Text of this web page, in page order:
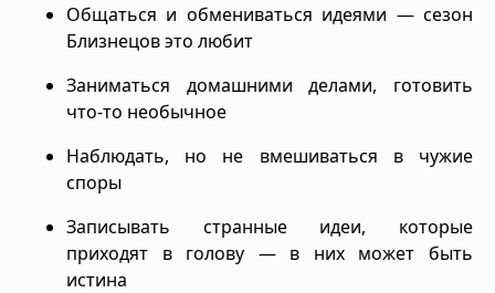
Общаться и обмениваться идеями — сезон
Близнецов это любит
Заниматься домашними делами, готовить
что-то необычное
Наблюдать, но не вмешиваться в чужие
споры
Записывать странные идеи, которые
приходят в голову — в них может быть
истина